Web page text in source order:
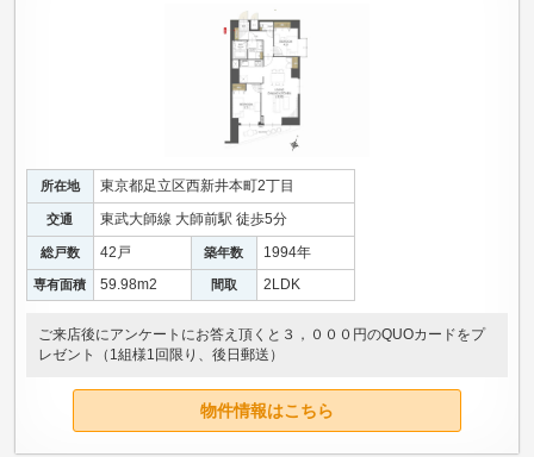
所在地 東京都足立区西新井本町2丁目
交通 東武大師線 大師前駅 徒歩5分
総戸数 42戸 築年数 1994年
専有面積 59.98m2 間取 2LDK
ご来店後にアンケートにお答え頂くと３，０００円のQUOカードをプ
レゼント（1組様1回限り、後日郵送）
物件情報はこちら